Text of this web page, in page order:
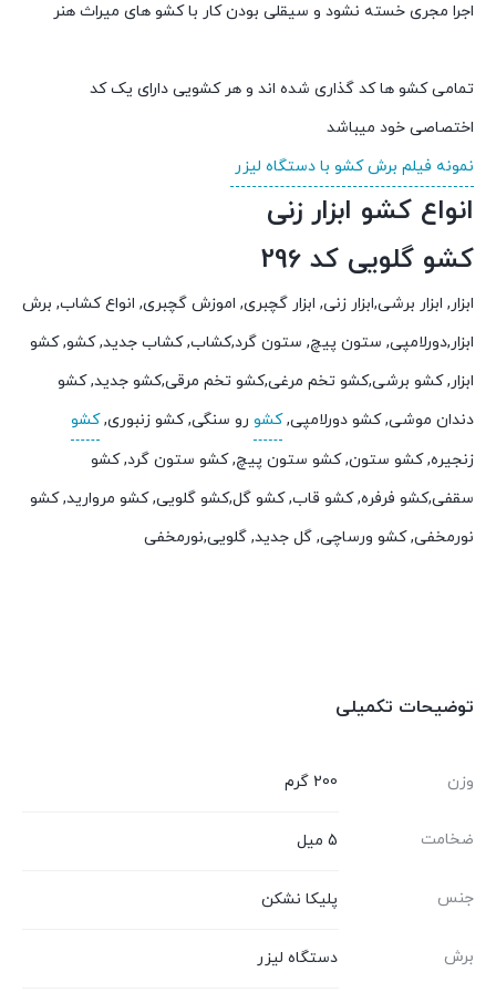
اجرا مجری خسته نشود و سیقلی بودن کار با کشو های میراث هنر
تمامی کشو ها کد گذاری شده اند و هر کشویی دارای یک کد
اختصاصی خود میباشد
نمونه فیلم برش کشو با دستگاه لیزر
انواع کشو ابزار زنی
کشو گلویی کد 296
ابزار, ابزار برشی,ابزار زنی, ابزار گچبری, اموزش گچبری, انواع کشاب, برش
ابزار,دورلامپی, ستون پیچ, ستون گرد,کشاب, کشاب جدید, کشو, کشو
ابزار, کشو برشی,کشو تخم مرغی,کشو تخم مرقی,کشو جدید, کشو
دندان موشی, کشو دورلامپی,کشو رو سنگی, کشو زنبوری,کشو
زنجیره, کشو ستون, کشو ستون پیچ, کشو ستون گرد, کشو
سقفی,کشو فرفره, کشو قاب, کشو گل,کشو گلویی, کشو مروارید, کشو
نورمخفی, کشو ورساچی, گل جدید, گلویی,نورمخفی
توضیحات تکمیلی
وزن 200 گرم
ضخامت 5 میل
جنس پلیکا نشکن
برش دستگاه لیزر